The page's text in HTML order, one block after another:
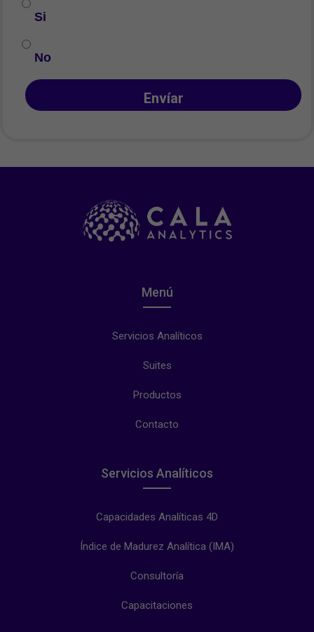
Si
No
Envíar
Menú
Servicios Analíticos
Suites
Productos
Contacto
Servicios Analíticos
Capacidades Analíticas 4D
Índice de Madurez Analítica (IMA)
Consultoría
Capacitaciones